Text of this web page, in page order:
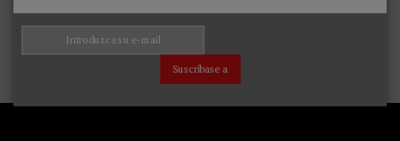
MODA & LENCERÍA
Suscríbase a